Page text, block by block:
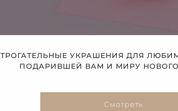
ТРОГАТЕЛЬНЫЕ УКРАШЕНИЯ ДЛЯ
ПОДАРИВШЕЙ ВАМ И МИРУ
Смотреть